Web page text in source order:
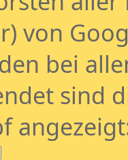
von
bei
sind